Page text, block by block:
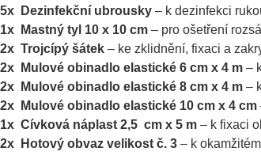
5x Dezinfekční ubrousky – k dezinfekci
1x Mastný tyl 10 x 10 cm – pro ošetření
2x Trojcípý šátek – ke zklidnění, fixaci a
2x Mulové obinadlo elastické 6 cm x 4 m –
2x Mulové obinadlo elastické 8 cm x 4 m –
2x Mulové obinadlo elastické 10 cm x 4 cm
1x Cívková náplast 2,5 cm x 5 m – k fixaci
2x Hotový obvaz velikost č. 3 – k